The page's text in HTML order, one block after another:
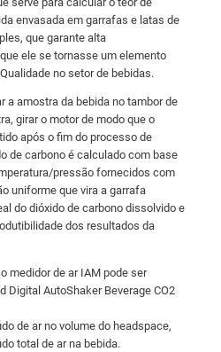
envasada em garrafas e latas de
que garante alta
ele se tornasse um elemento
no setor de bebidas.
a amostra da bebida no tambor de
girar o motor de modo que o
após o fim do processo de
de carbono é calculado com base
pressão fornecidos com
uniforme que vira a garrafa
do dióxido de carbono dissolvido e
dos resultados da
medidor de ar IAM pode ser
Digital AutoShaker Beverage CO2
de ar no volume do headspace,
total de ar na bebida.